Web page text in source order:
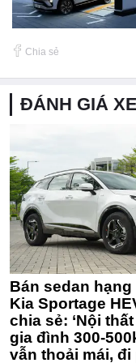
Chia sẻ
ĐÁNH GIÁ XE
Bán sedan
Kia Sportage
chia sẻ: ‘Nội
gia đình 300-
vẫn thoải mái,